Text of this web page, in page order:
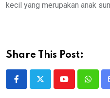
kecil yang merupakan anak
Share This Post:
Youtube